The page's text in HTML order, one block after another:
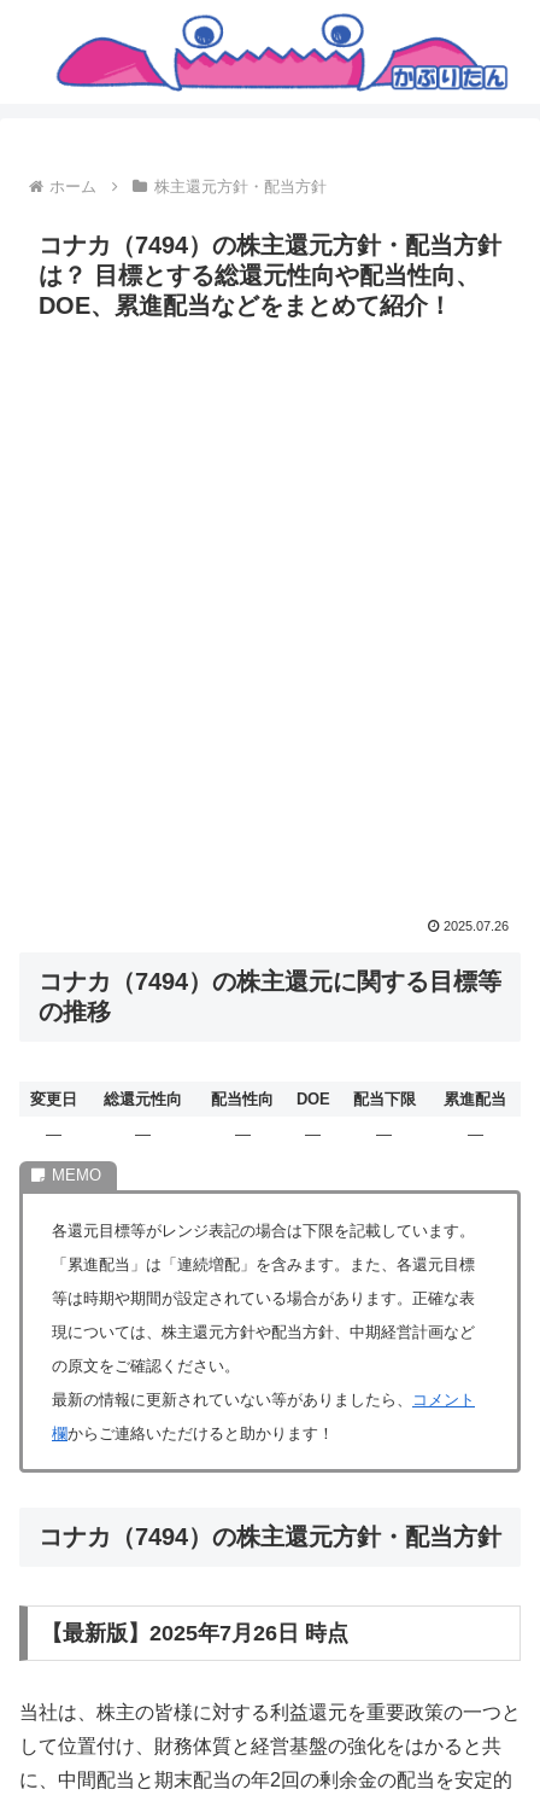
ホーム 株主還元方針・配当方針
コナカ（7494）の株主還元方針・配当方針
は？ 目標とする総還元性向や配当性向、
DOE、累進配当などをまとめて紹介！
2025.07.26
コナカ（7494）の株主還元に関する目標等
の推移
変更日 総還元性向 配当性向 DOE 配当下限
累進配当
―
― ― ― ― ―
各還元目標等がレンジ表記の場合は下限を記載しています。
「累進配当」は「連続増配」を含みます。また、各還元目標
等は時期や期間が設定されている場合があります。正確な表
現については、株主還元方針や配当方針、中期経営計画など
の原文をご確認ください。
最新の情報に更新されていない等がありましたら、
コメント
欄からご連絡いただけると助かります！
コナカ（7494）の株主還元方針・配当方針
【最新版】2025年7月26日 時点
当社は、株主の皆様に対する利益還元を重要政策の一つと
して位置付け、財務体質と経営基盤の強化をはかると共
に、中間配当と期末配当の年2回の剰余金の配当を安定的